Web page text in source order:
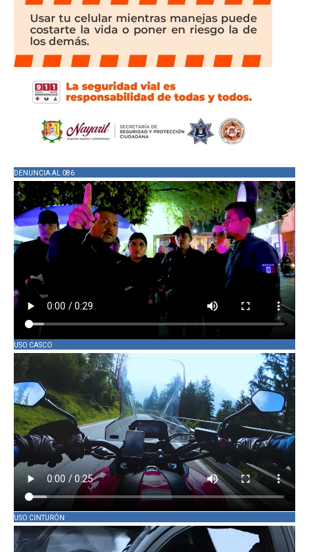
DENUNCIA AL 086
USO CASCO
USO CINTURÓN